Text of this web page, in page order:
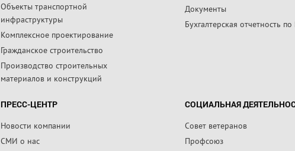
Объекты транспортной
инфраструктуры
Комплексное проектирование
Гражданское строительство
Производство строительных
материалов и конструкций
Документы
Бухгалтерская отчетность
ПРЕСС-ЦЕНТР
Новости компании
СМИ о нас
СОЦИАЛЬНАЯ
Совет ветеранов
Профсоюз